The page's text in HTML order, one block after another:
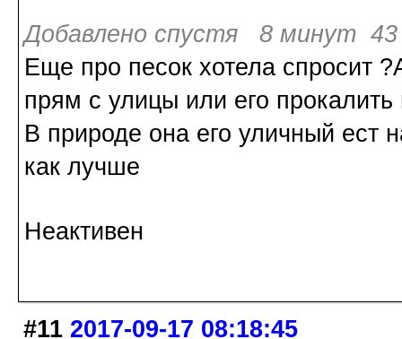
Добавлено спустя 8 минут 43
Еще про песок хотела спросит
прям с улицы или его прокалить
В природе она его уличный ест
как лучше
Неактивен
#11 2017-09-17 08:18:45